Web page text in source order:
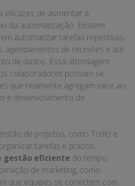
eficazes de aumentar a
da automatização. Existem
automatizar tarefas repetitivas,
agendamentos de reuniões e até
de dados. Essa abordagem
colaboradores possam se
que realmente agregam valor ao
e desenvolvimento de
de projetos, como Trello e
tarefas e prazos,
gestão eficiente do tempo.
de marketing, como
que equipes se conectem com